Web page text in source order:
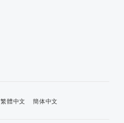
繁體中文 簡体中文